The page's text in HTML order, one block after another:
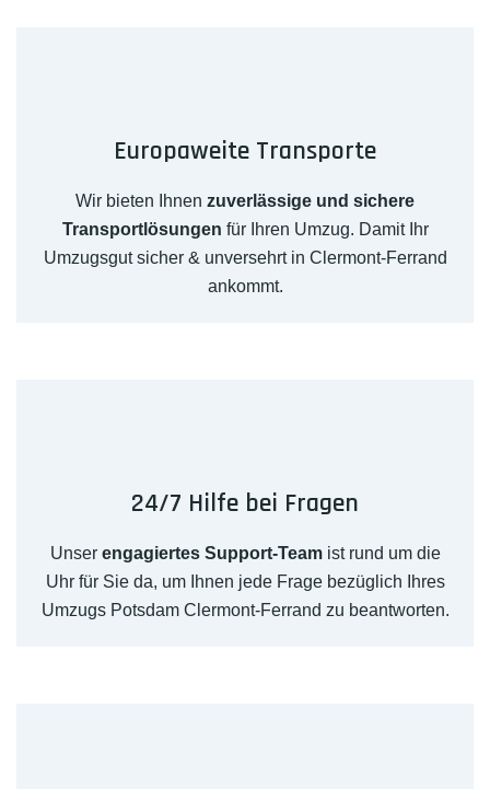
Europaweite Transporte
Wir bieten Ihnen zuverlässige und sichere
Transportlösungen für Ihren Umzug. Damit Ihr
Umzugsgut sicher & unversehrt in Clermont-Ferrand
ankommt.
24/7 Hilfe bei Fragen
Unser engagiertes Support-Teamist rund um die
Uhr für Sie da, um Ihnen jede Frage bezüglich Ihres
Umzugs Potsdam Clermont-Ferrand zu beantworten.